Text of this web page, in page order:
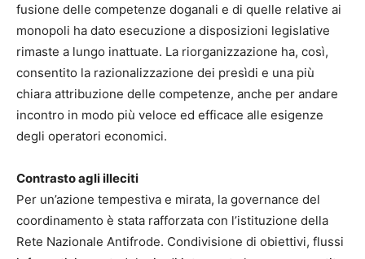
fusione delle competenze doganali e di quelle relative ai
monopoli ha dato esecuzione a disposizioni legislative
rimaste a lungo inattuate. La riorganizzazione ha, così,
consentito la razionalizzazione dei presìdi e una più
chiara attribuzione delle competenze, anche per andare
incontro in modo più veloce ed efficace alle esigenze
degli operatori economici.
Contrasto agli illeciti
Per un’azione tempestiva e mirata, la governance del
coordinamento è stata rafforzata con l’istituzione della
Rete Nazionale Antifrode. Condivisione di obiettivi, flussi